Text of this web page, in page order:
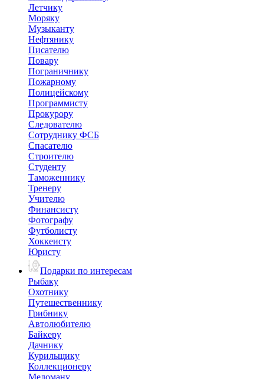
Летчику
Моряку
Музыканту
Нефтянику
Писателю
Повару
Пограничнику
Пожарному
Полицейскому
Программисту
Прокурору
Следователю
Сотруднику ФСБ
Спасателю
Строителю
Студенту
Таможеннику
Тренеру
Учителю
Финансисту
Фотографу
Футболисту
Хоккеисту
Юристу
Подарки по интересам
Рыбаку
Охотнику
Путешественнику
Грибнику
Автолюбителю
Байкеру
Дачнику
Курильщику
Коллекционеру
Меломану